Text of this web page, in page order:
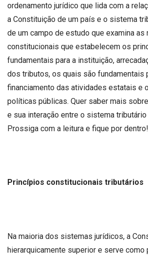
ordenamento jurídico que lida com a
a Constituição de um país e o sistema
de um campo de estudo que examina as
constitucionais que estabelecem os
fundamentais para a instituição,
dos tributos, os quais são fundamentais
financiamento das atividades estatais e
políticas públicas. Quer saber mais
e sua interação entre o sistema
Prossiga com a leitura e fique por dentro!
Princípios constitucionais tributários
Na maioria dos sistemas jurídicos, a
hierarquicamente superior e serve como